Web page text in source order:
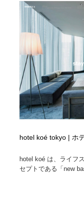
hotel koé tokyo | ホ
hotel koé は、ライフ
セプトである「new